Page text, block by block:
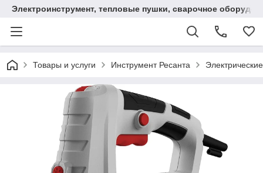
Электроинструмент, тепловые пушки, сварочное
Товары и услуги Инструмент Ресанта